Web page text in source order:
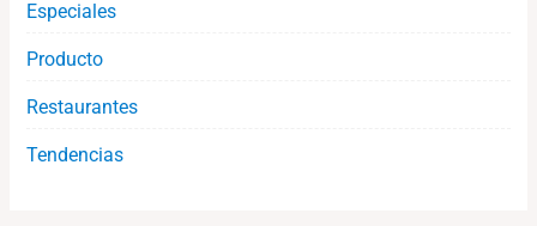
Especiales
Producto
Restaurantes
Tendencias